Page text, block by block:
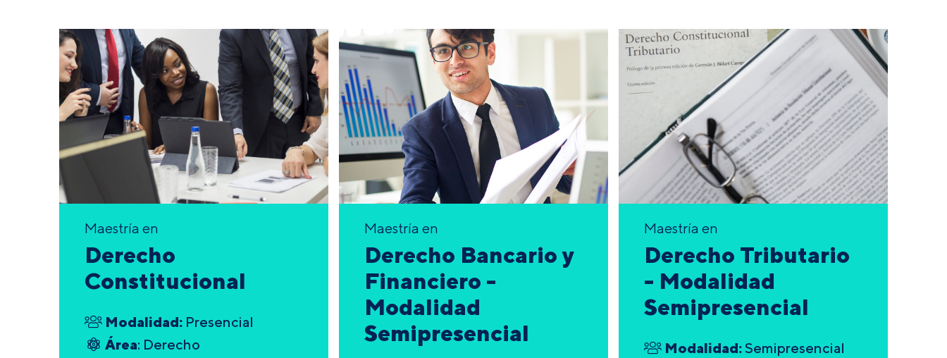
Maestría en
Derecho
Constitucional
Modalidad: Presencial
Área: Derecho
Maestría en
Derecho Bancario y
Financiero -
Modalidad
Semipresencial
Maestría en
Derecho Tributario
- Modalidad
Semipresencial
Modalidad: Semipresencial